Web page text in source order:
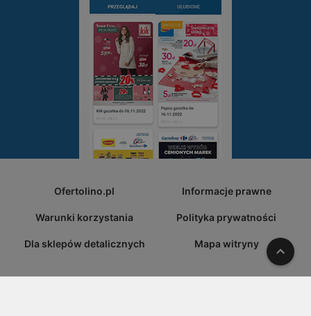
Ofertolino.pl Informacje prawne
Warunki korzystania Polityka prywatności
Dla sklepów detalicznych Mapa witryny W